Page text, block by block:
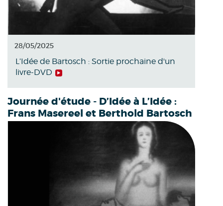
28/05/2025
L’Idée de Bartosch : Sortie prochaine d'un
livre-DVD
Journée d'étude - D’Idée à L’Idée :
Frans Masereel et Berthold Bartosch